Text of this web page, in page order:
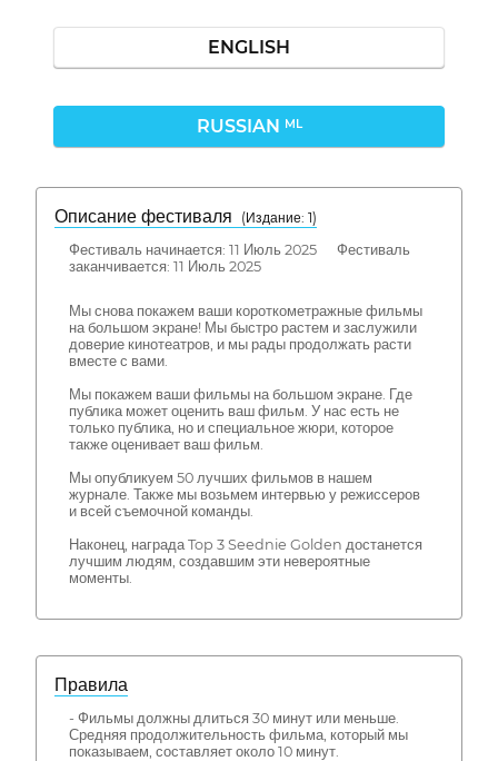
ENGLISH
RUSSIAN ML
Описание фестиваля
( Издание: 1)
Фестиваль начинается: 11 Июль 2025 Фестиваль
заканчивается: 11 Июль 2025
Мы снова покажем ваши короткометражные фильмы
на большом экране! Мы быстро растем и заслужили
доверие кинотеатров, и мы рады продолжать расти
вместе с вами.
Мы покажем ваши фильмы на большом экране. Где
публика может оценить ваш фильм. У нас есть не
только публика, но и специальное жюри, которое
также оценивает ваш фильм.
Мы опубликуем 50 лучших фильмов в нашем
журнале. Также мы возьмем интервью у режиссеров
и всей съемочной команды.
Наконец, награда Top 3 Seednie Golden достанется
лучшим людям, создавшим эти невероятные
моменты.
Правила
- Фильмы должны длиться 30 минут или меньше.
Средняя продолжительность фильма, который мы
показываем, составляет около 10 минут.